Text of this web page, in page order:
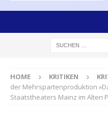
HOME KRITIKEN
der Mehrspartenproduktion
Staatstheaters Mainz im Alten